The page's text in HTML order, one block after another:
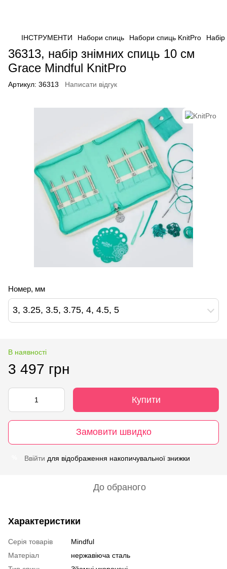
ІНСТРУМЕНТИ Набори спиць Набори спиць KnitPro
36313, набір знімних спиць 10 см
Grace Mindful KnitPro
Артикул: 36313 Написати відгук
Номер, мм
3, 3.25, 3.5, 3.75, 4, 4.5, 5
В наявності
3 497 грн
Купити
Замовити швидко
Ввійти для відображення накопичувальної знижки
До обраного
Характеристики
Серія товарів
Mindful
Матеріал
нержавіюча сталь